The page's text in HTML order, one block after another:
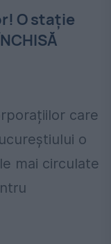
O stație
care
o
mai circulate